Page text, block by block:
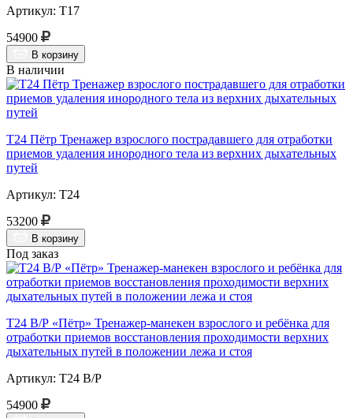
Артикул: Т17
54900
В корзину
В наличии
Т24 Пётр Тренажер взрослого пострадавшего для отработки
приемов удаления инородного тела из верхних дыхательных
путей
Артикул: Т24
53200
В корзину
Под заказ
Т24 В/Р «Пётр» Тренажер-манекен взрослого и ребёнка для
отработки приемов восстановления проходимости верхних
дыхательных путей в положении лежа и стоя
Артикул: Т24 В/Р
54900